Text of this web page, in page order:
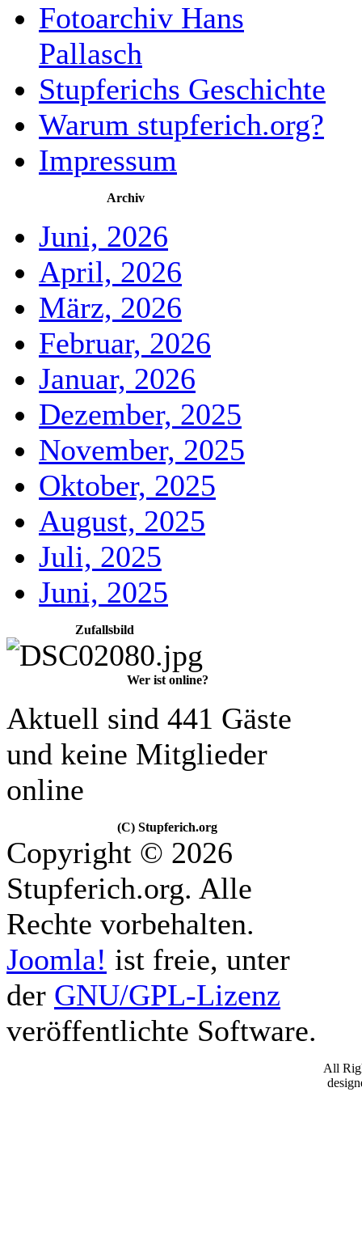
Fotoarchiv Hans
Pallasch
Stupferichs Geschichte
Warum stupferich.org?
Impressum
Archiv
Juni, 2026
April, 2026
März, 2026
Februar, 2026
Januar, 2026
Dezember, 2025
November, 2025
Oktober, 2025
August, 2025
Juli, 2025
Juni, 2025
Zufallsbild
Wer ist online?
Aktuell sind 441 Gäste
und keine Mitglieder
online
(C) Stupferich.org
Copyright © 2026
Stupferich.org. Alle
Rechte vorbehalten.
Joomla! ist freie, unter
der GNU/GPL-Lizenz
veröffentlichte Software.
All